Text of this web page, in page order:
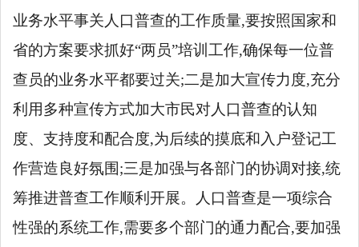
业务水平事关人口普查的工作质量,要按照国家和
省的方案要求抓好“两员”培训工作,确保每一位普
查员的业务水平都要过关;二是加大宣传力度,充分
利用多种宣传方式加大市民对人口普查的认知
度、支持度和配合度,为后续的摸底和入户登记工
作营造良好氛围;三是加强与各部门的协调对接,统
筹推进普查工作顺利开展。人口普查是一项综合
性强的系统工作,需要多个部门的通力配合,要加强